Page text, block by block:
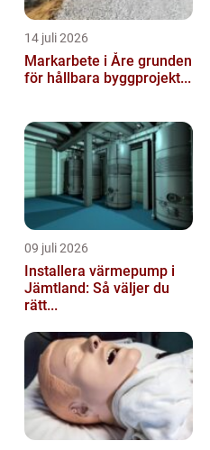
14 juli 2026
Markarbete i Åre grunden
för hållbara byggprojekt...
09 juli 2026
Installera värmepump i
Jämtland: Så väljer du
rätt...